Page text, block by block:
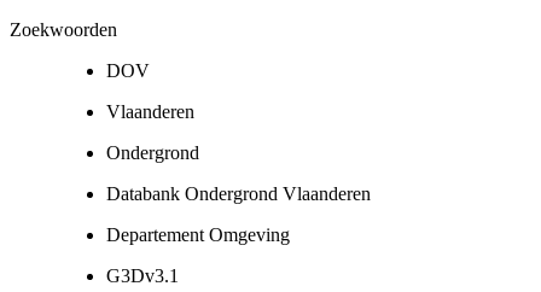
Zoekwoorden
DOV
Vlaanderen
Ondergrond
Databank Ondergrond Vlaanderen
Departement Omgeving
G3Dv3.1